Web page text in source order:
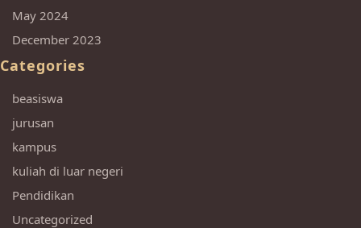
May 2024
December 2023
Categories
beasiswa
jurusan
kampus
kuliah di luar negeri
Pendidikan
Uncategorized